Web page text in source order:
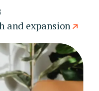
and expansion